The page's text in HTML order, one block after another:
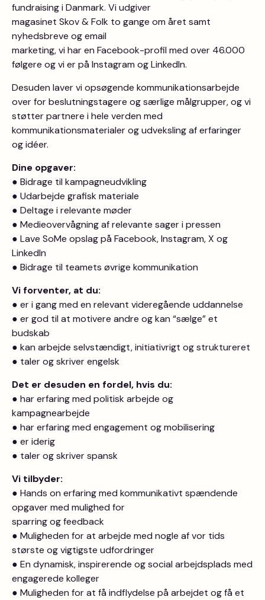
fundraising i Danmark. Vi udgiver
magasinet Skov & Folk to gange om året samt
nyhedsbreve og email
marketing, vi har en Facebook-profil med over 46.000
følgere og vi er på Instagram og LinkedIn.
Desuden laver vi opsøgende kommunikationsarbejde
over for beslutningstagere og særlige målgrupper, og vi
støtter partnere i hele verden med
kommunikationsmaterialer og udveksling af erfaringer
og idéer.
Dine opgaver:
● Bidrage til kampagneudvikling
● Udarbejde grafisk materiale
● Deltage i relevante møder
● Medieovervågning af relevante sager i pressen
● Lave SoMe opslag på Facebook, Instagram, X og
LinkedIn
● Bidrage til teamets øvrige kommunikation
Vi forventer, at du:
● er i gang med en relevant videregående uddannelse
● er god til at motivere andre og kan “sælge” et
budskab
● kan arbejde selvstændigt, initiativrigt og struktureret
● taler og skriver engelsk
Det er desuden en fordel, hvis du:
● har erfaring med politisk arbejde og
kampagnearbejde
● har erfaring med engagement og mobilisering
● er iderig
● taler og skriver spansk
Vi tilbyder:
● Hands on erfaring med kommunikativt spændende
opgaver med mulighed for
sparring og feedback
● Muligheden for at arbejde med nogle af vor tids
største og vigtigste udfordringer
● En dynamisk, inspirerende og social arbejdsplads med
engagerede kolleger
● Muligheden for at få indflydelse på arbejdet og få et